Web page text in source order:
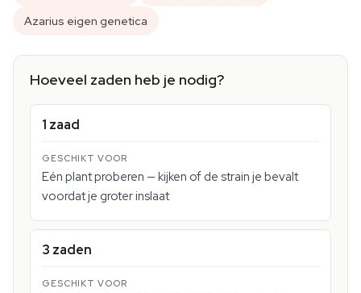
Azarius eigen genetica
Hoeveel zaden heb je nodig?
1 zaad
Eén plant proberen — kijken of de strain je bevalt
voordat je groter inslaat
3 zaden